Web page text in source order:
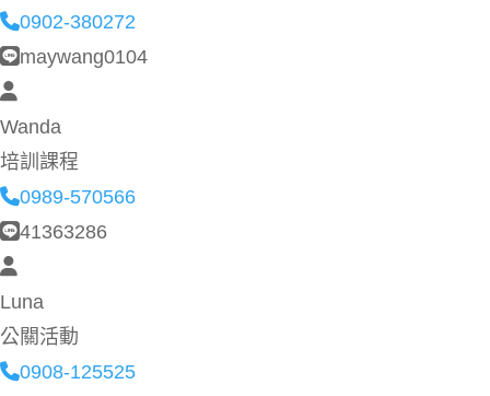
0902-380272
maywang0104
Wanda
培訓課程
0989-570566
41363286
Luna
公關活動
0908-125525